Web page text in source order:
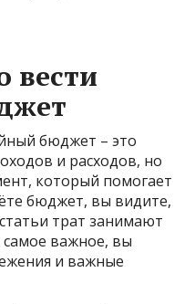
вести
бюджет – это
и расходов, но
который помогает
бюджет, вы видите,
трат занимают
самое важное, вы
и важные